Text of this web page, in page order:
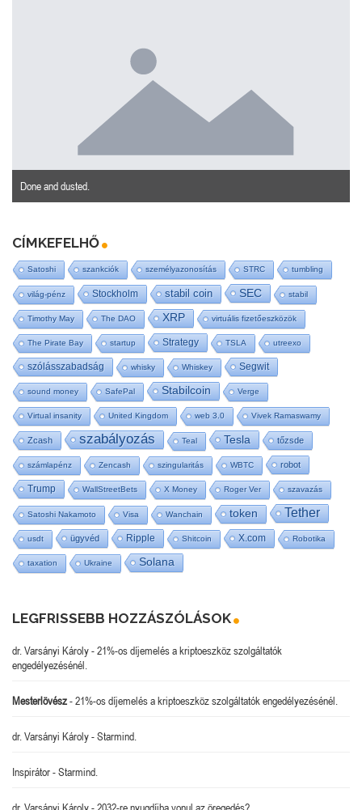
Done and dusted.
CÍMKEFELHŐ
Satoshi szankciók személyazonosítás STRC tumbling
világ-pénz Stockholm stabil coin SEC stabil
Timothy May The DAO XRP virtuális fizetőeszközök
The Pirate Bay startup Strategy TSLA utreexo
szólásszabadság whisky Whiskey Segwit
sound money SafePal Stabilcoin Verge
Virtual insanity United Kingdom web 3.0 Vivek Ramaswamy
Zcash szabályozás Teal Tesla tőzsde
számlapénz Zencash szingularitás WBTC robot
Trump WallStreetBets X Money Roger Ver szavazás
Satoshi Nakamoto Visa Wanchain token Tether
usdt ügyvéd Ripple Shitcoin X.com Robotika
taxation Ukraine Solana
LEGFRISSEBB HOZZÁSZÓLÁSOK
dr. Varsányi Károly-21%-os díjemelés a kriptoeszköz szolgáltatók
engedélyezésénél.
Mesterlövész-21%-os díjemelés a kriptoeszköz szolgáltatók engedélyezésénél.
dr. Varsányi Károly-Starmind.
Inspirátor-Starmind.